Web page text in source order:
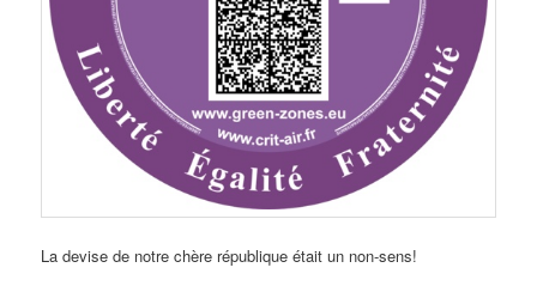
La devise de notre chère république était un non-sens!